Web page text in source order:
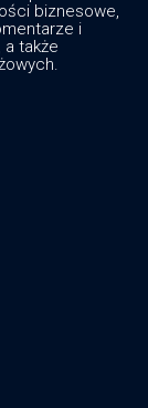
biznesowe,
i
także